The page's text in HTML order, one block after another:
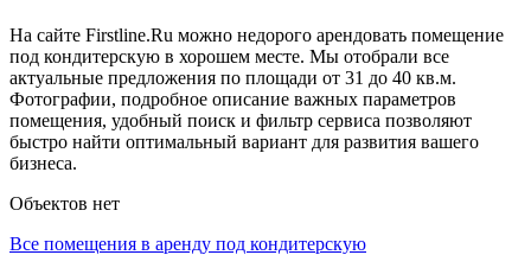
На сайте Firstline.Ru можно недорого арендовать помещение
под кондитерскую в хорошем месте. Мы отобрали все
актуальные предложения по площади от 31 до 40 кв.м.
Фотографии, подробное описание важных параметров
помещения, удобный поиск и фильтр сервиса позволяют
быстро найти оптимальный вариант для развития вашего
бизнеса.
Объектов нет
Все помещения в аренду под кондитерскую